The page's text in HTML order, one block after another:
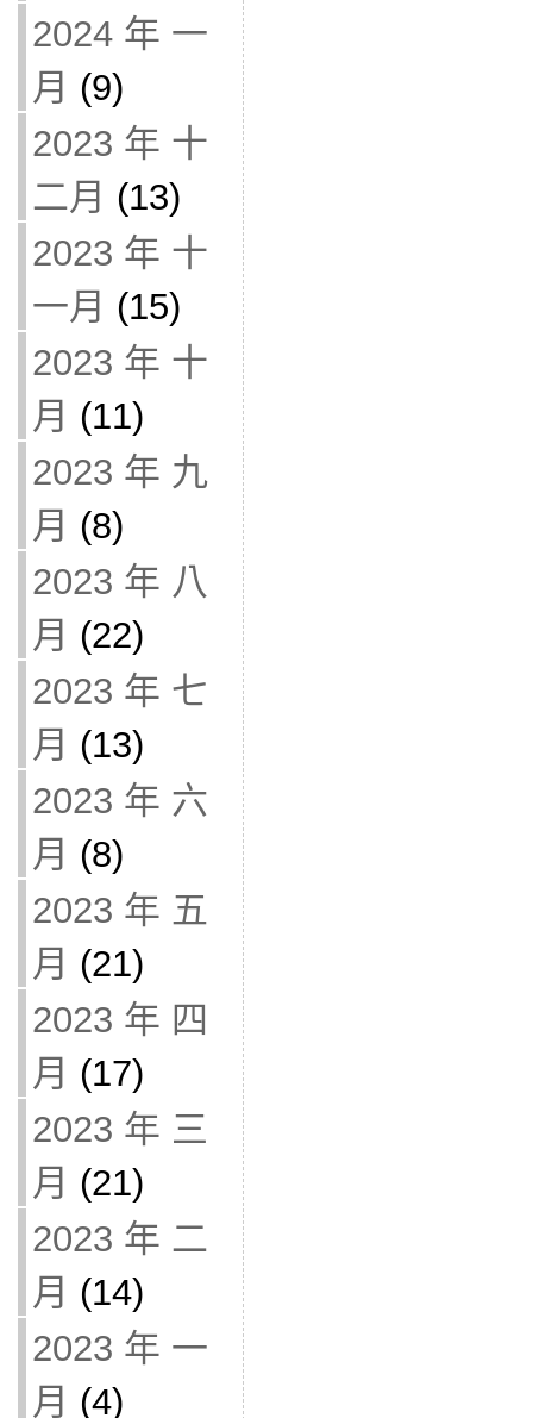
2024 年 一
月 (9)
2023 年 十
二月 (13)
2023 年 十
一月 (15)
2023 年 十
月 (11)
2023 年 九
月 (8)
2023 年 八
月 (22)
2023 年 七
月 (13)
2023 年 六
月 (8)
2023 年 五
月 (21)
2023 年 四
月 (17)
2023 年 三
月 (21)
2023 年 二
月 (14)
2023 年 一
月 (4)